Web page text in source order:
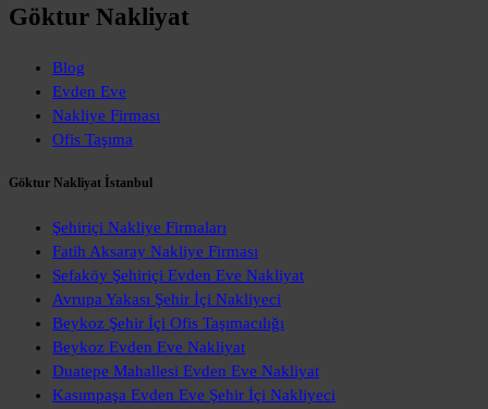
Göktur Nakliyat
Blog
Evden Eve
Nakliye Firması
Ofis Taşıma
Göktur Nakliyat İstanbul
Şehiriçi Nakliye Firmaları
Fatih Aksaray Nakliye Firması
Sefaköy Şehiriçi Evden Eve Nakliyat
Avrupa Yakası Şehir İçi Nakliyeci
Beykoz Şehir İçi Ofis Taşımacılığı
Beykoz Evden Eve Nakliyat
Duatepe Mahallesi Evden Eve Nakliyat
Kasımpaşa Evden Eve Şehir İçi Nakliyeci